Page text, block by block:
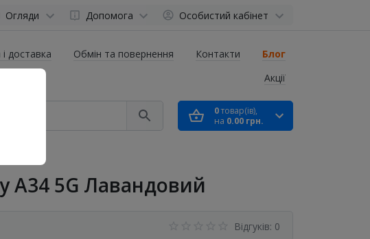
Огляди Допомога Особистий кабінет
доставка Обмін та повернення Контакти
Блог
Акції
0товар(ів),
на 0.00 грн.
A34 5G Лавандовий
Відгуків: 0